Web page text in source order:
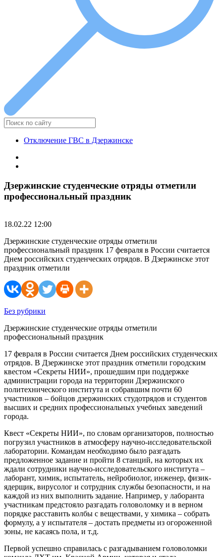
Отключение ГВС в Дзержинске
Дзержинские студенческие отряды отметили
профессиональный праздник
18.02.22 12:00
Дзержинские студенческие отряды отметили
профессиональный праздник 17 февраля в России считается
Днем российских студенческих отрядов. В Дзержинске этот
праздник отметили
Без рубрики
Дзержинские студенческие отряды отметили
профессиональный праздник
17 февраля в России считается Днем российских студенческих
отрядов. В Дзержинске этот праздник отметили городским
квестом «Секреты НИИ», прошедшим при поддержке
администрации города на территории Дзержинского
политехнического института и собравшим почти 60
участников – бойцов дзержинских студотрядов и студентов
высших и средних профессиональных учебных заведений
города.
Квест «Секреты НИИ», по словам организаторов, полностью
погрузил участников в атмосферу научно-исследовательской
лаборатории. Командам необходимо было разгадать
предложенное задание и пройти 8 станций, на которых их
ждали сотрудники научно-исследовательского института –
лаборант, химик, испытатель, нейробиолог, инженер, физик-
ядерщик, вирусолог и сотрудник службы безопасности, и на
каждой из них выполнить задание. Например, у лаборанта
участникам предстояло разгадать головоломку и в верном
порядке расставить колбы с веществами, у химика – собрать
формулу, а у испытателя – достать предметы из огороженной
зоны, не касаясь пола, и т.д.
Первой успешно справилась с разгадыванием головоломки